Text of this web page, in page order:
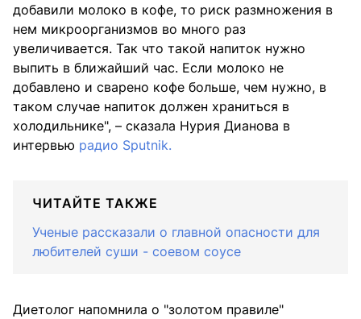
добавили молоко в кофе, то риск размножения в
нем микроорганизмов во много раз
увеличивается. Так что такой напиток нужно
выпить в ближайший час. Если молоко не
добавлено и сварено кофе больше, чем нужно, в
таком случае напиток должен храниться в
холодильнике", – сказала Нурия Дианова в
интервью радио Sputnik.
ЧИТАЙТЕ ТАКЖЕ
Ученые рассказали о главной опасности для
любителей суши - соевом соусе
Диетолог напомнила о "золотом правиле"